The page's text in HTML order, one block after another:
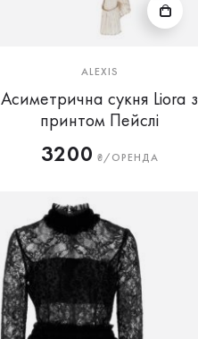
ALEXIS
Асиметрична сукня Liora з
принтом Пейслі
3200 ₴/ОРЕНДА